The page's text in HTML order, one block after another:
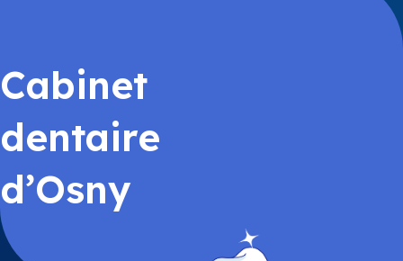
Cabinet
dentaire
d’Osny